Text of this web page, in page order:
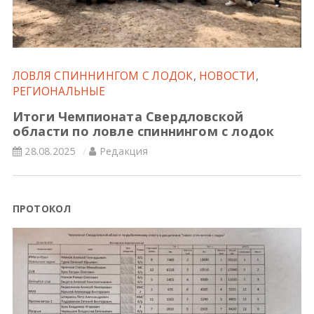
ЛОВЛЯ СПИННИНГОМ С ЛОДОК, НОВОСТИ,
РЕГИОНАЛЬНЫЕ
Итоги Чемпионата Свердловской
области по ловле спиннингом с лодок
28.08.2025 Редакция
ПРОТОКОЛ
Всероссийские правила